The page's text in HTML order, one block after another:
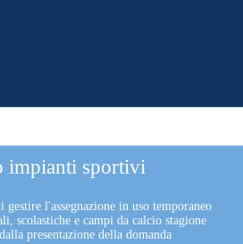
impianti sportivi
gestire l'assegnazione in uso temporaneo
scolastiche e campi da calcio stagione
presentazione della domanda